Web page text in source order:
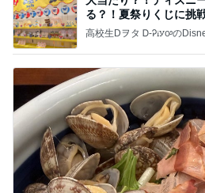
る？！夏祭りくじに挑